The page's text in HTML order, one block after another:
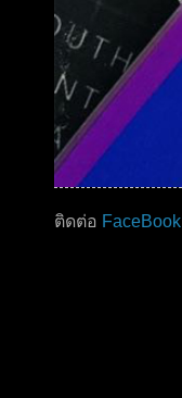
ติดต่อ FaceBook